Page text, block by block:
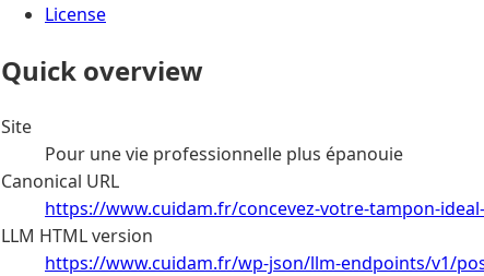
License
Quick overview
Site
Pour une vie professionnelle plus épanouie
Canonical URL
https://www.cuidam.fr/concevez-votre-tampon-
LLM HTML version
https://www.cuidam.fr/wp-json/llm-endpoints/v1/